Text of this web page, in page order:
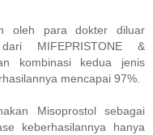
oleh para dokter diluar
MIFEPRISTONE &
kombinasi kedua jenis
mencapai 97%.
Misoprostol sebagai
keberhasilannya hanya